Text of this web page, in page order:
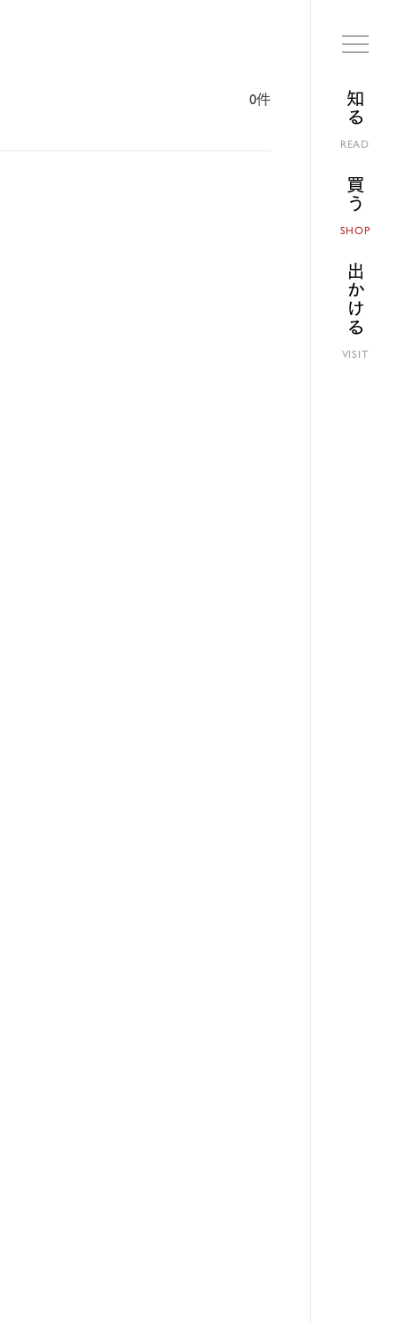
知る
READ
買う
SHOP
出かける
VISIT
0件